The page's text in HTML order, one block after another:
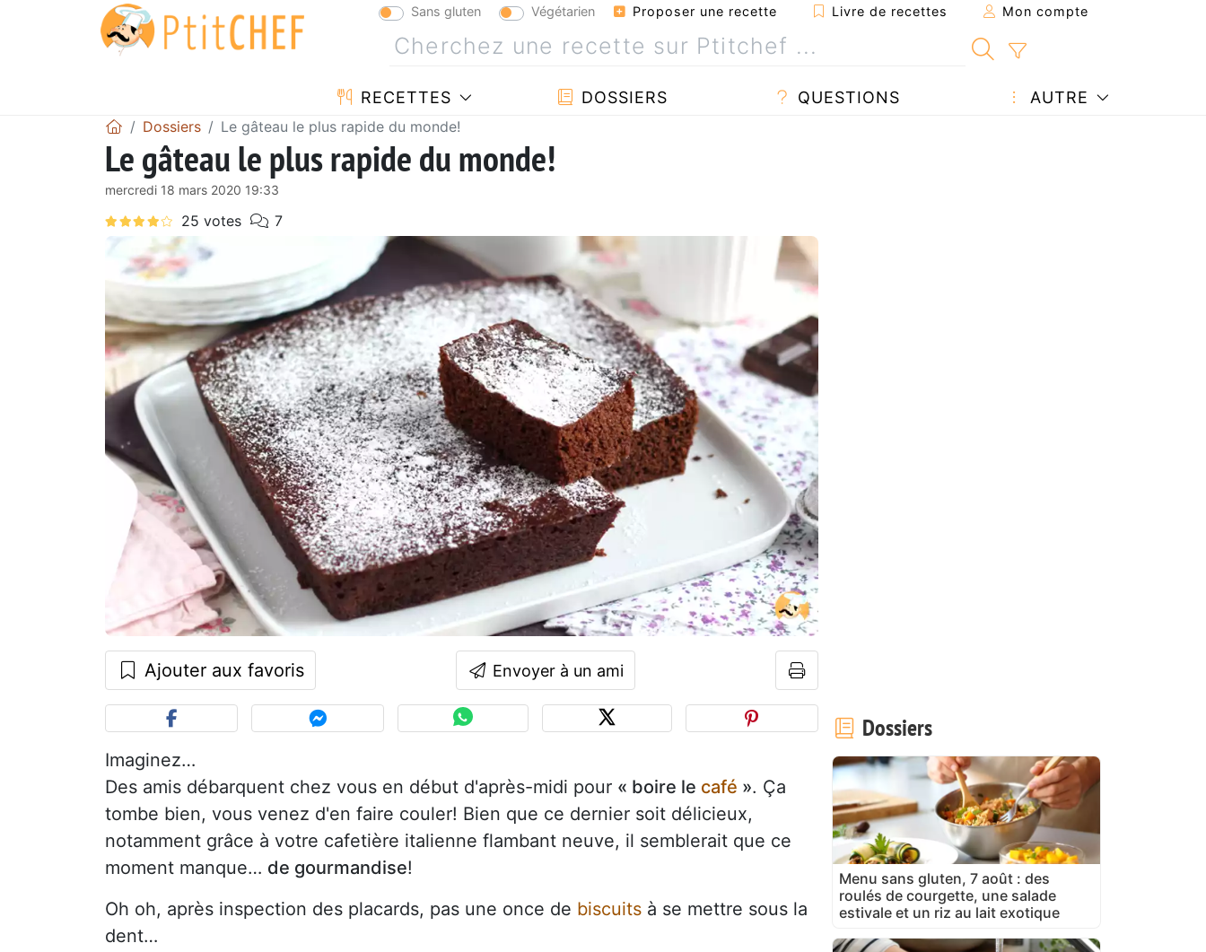
Sans gluten Végétarien Proposer une recette Livre de recettes Mon compte
RECETTES DOSSIERS QUESTIONS AUTRE
Dossiers Le gâteau le plus rapide du monde!
Le gâteau le plus rapide du monde!
mercredi 18 mars 2020 19:33
Ajouter aux favoris Envoyer à un ami
Imaginez…
Des amis débarquent chez vous en début d'après-midi pour « boire le café ». Ça
tombe bien, vous venez d'en faire couler! Bien que ce dernier soit délicieux,
notamment grâce à votre cafetière italienne flambant neuve, il semblerait que ce
moment manque… de gourmandise!
Oh oh, après inspection des placards, pas une once de biscuits à se mettre sous la
dent…
Dossiers
Menu sans gluten, 7 août : des
roulés de courgette, une salade
estivale et un riz au lait exotique